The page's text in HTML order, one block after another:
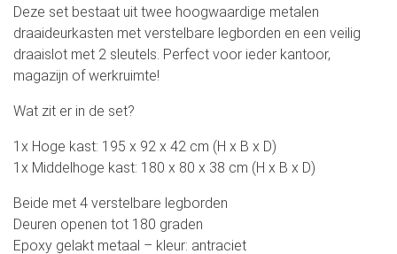
Deze set bestaat uit twee hoogwaardige metalen
draaideurkasten met verstelbare legborden en een veilig
draaislot met 2 sleutels. Perfect voor ieder kantoor,
magazijn of werkruimte!
Wat zit er in de set?
1x Hoge kast: 195 x 92 x 42 cm (H x B x D)
1x Middelhoge kast: 180 x 80 x 38 cm (H x B x D)
Beide met 4 verstelbare legborden
Deuren openen tot 180 graden
Epoxy gelakt metaal – kleur: antraciet